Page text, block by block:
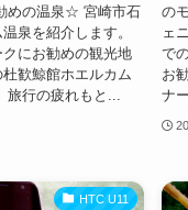
めの温泉☆ 宮崎市石
泉を紹介します。
にお勧めの観光地
歓鯨館ホエルカム
行の疲れもと...
の
ェ
で
お
ナ
HTC U11